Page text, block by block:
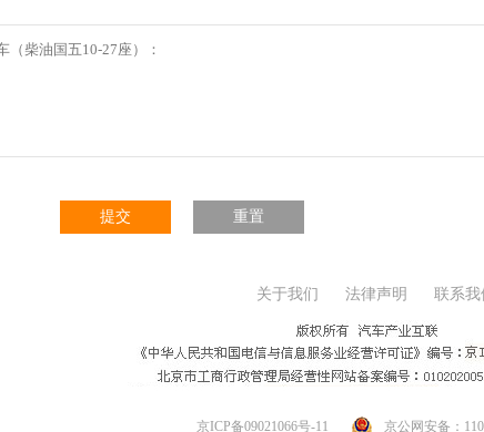
提交 重置
关于我们 法律声明 联系我
京ICP备09021066号-11 京公网安备：